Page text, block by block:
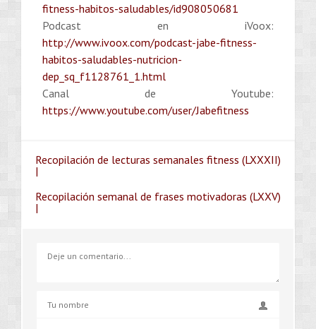
fitness-habitos-saludables/id908050681
Podcast en iVoox:
http://www.ivoox.com/podcast-jabe-fitness-
habitos-saludables-nutricion-
dep_sq_f1128761_1.html
Canal de Youtube:
https://www.youtube.com/user/Jabefitness
Recopilación de lecturas semanales fitness (LXXXII)
|
Recopilación semanal de frases motivadoras (LXXV)
|